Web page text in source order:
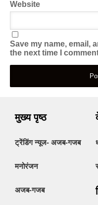
Website
Save my name, email,
the next time I
मुख्य पृष्ठ
ट्रेंडिंग न्यूज- अजब-गजब
मनोरंजन
अजब-गजब